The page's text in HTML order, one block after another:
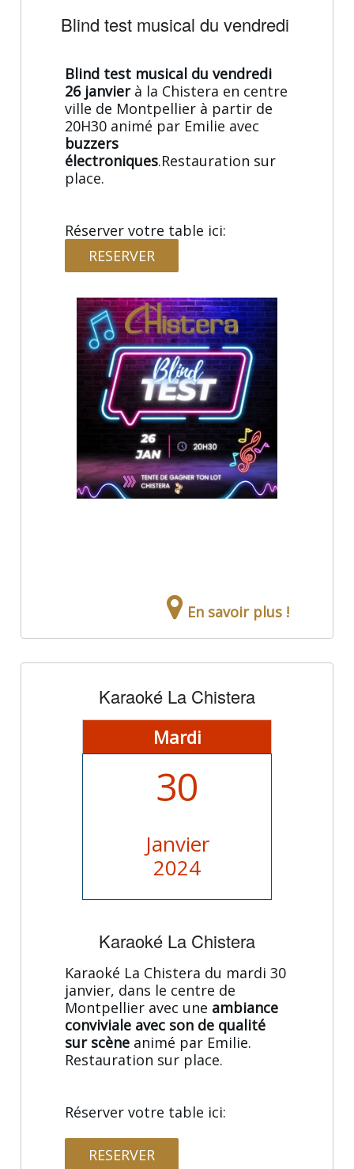
Blind test musical du vendredi
Blind test musical du vendredi
26 janvierà la Chistera en centre
ville de Montpellier à partir de
20H30 animé par Emilie avec
buzzers
électroniques.Restauration sur
place.
Réserver votre table ici:
RESERVER
En savoir plus !
Karaoké La Chistera
Mardi
30
Janvier
2024
Karaoké La Chistera
Karaoké La Chistera du mardi 30
janvier, dans le centre de
Montpellier avec une ambiance
conviviale avec son de qualité
sur scène animé par Emilie.
Restauration sur place.
Réserver votre table ici:
RESERVER